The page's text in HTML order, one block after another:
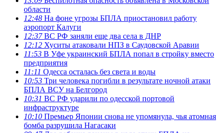
области
12:48 На фоне угрозы БПЛА приостановил работу
аэропорт Калуги
12:37ВС РФ заняли еще два села в ДНР
12:12 Хуситы атаковали НПЗ в Саудовской Аравии
11:53 В Уфе украинский БПЛА попал в стройку вместо
предприятия
11:11 Одесса осталась без света и воды
10:53 Три человека погибли в результате ночной атаки
БПЛА ВСУ на Белгород
10:31 ВС РФ ударили по одесской портовой
инфраструктуре
10:10 Премьер Японии снова не упомянула, чья атомная
бомба разрушила Нагасаки